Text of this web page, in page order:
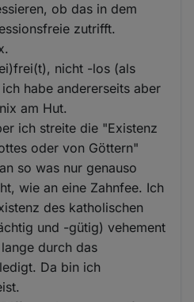
ob das in dem
zutrifft.
nicht -los (als
habe andererseits aber
am Hut.
ich streite die "Existenz
oder von Göttern"
so was nur genauso
wie an eine Zahnfee. Ich
des katholischen
und -gütig) vehement
durch das
Da bin ich